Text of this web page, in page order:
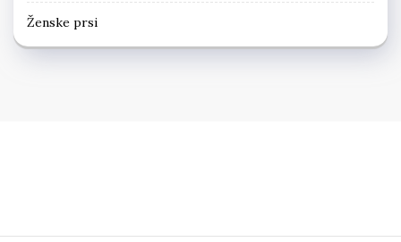
Ženske prsi